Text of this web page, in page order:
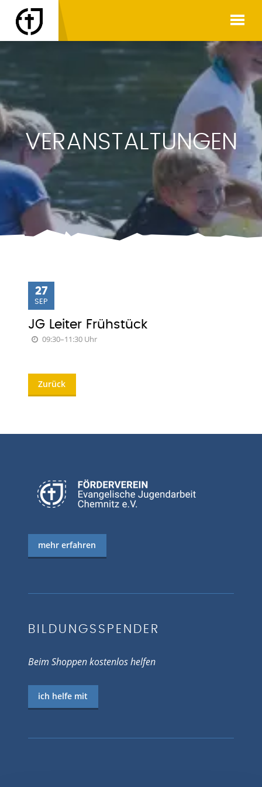
VERANSTALTUNGEN
27
SEP
JG Leiter Frühstück
09:30–11:30 Uhr
Zurück
mehr erfahren
BILDUNGSSPENDER
Beim Shoppen kostenlos helfen
ich helfe mit